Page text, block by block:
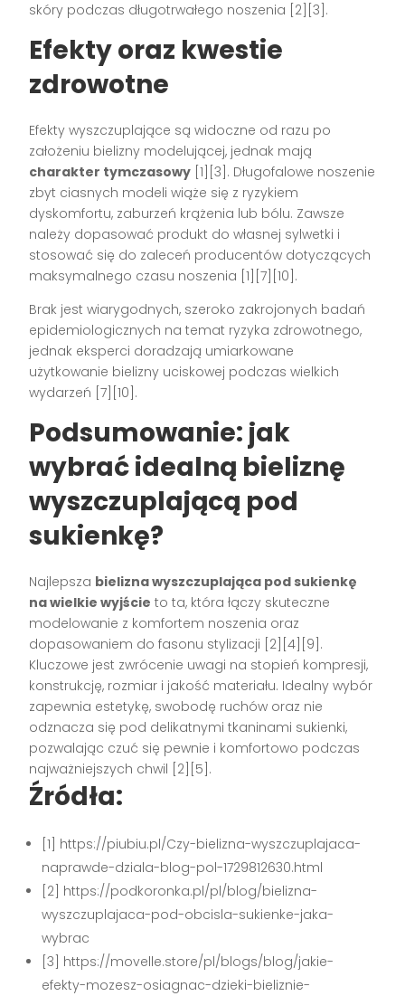
skóry podczas długotrwałego noszenia [2][3] .
Efekty oraz kwestie
zdrowotne
Efekty wyszczuplające są widoczne od razu po
założeniu bielizny modelującej, jednak mają
charakter tymczasowy [1][3] . Długofalowe noszenie
zbyt ciasnych modeli wiąże się z ryzykiem
dyskomfortu, zaburzeń krążenia lub bólu. Zawsze
należy dopasować produkt do własnej sylwetki i
stosować się do zaleceń producentów dotyczących
maksymalnego czasu noszenia [1][7][10] .
Brak jest wiarygodnych, szeroko zakrojonych badań
epidemiologicznych na temat ryzyka zdrowotnego,
jednak eksperci doradzają umiarkowane
użytkowanie bielizny uciskowej podczas wielkich
wydarzeń [7][10] .
Podsumowanie: jak
wybrać idealną bieliznę
wyszczuplającą pod
sukienkę?
Najlepsza bielizna wyszczuplająca pod sukienkę
na wielkie wyjście to ta, która łączy skuteczne
modelowanie z komfortem noszenia oraz
dopasowaniem do fasonu stylizacji [2][4][9] .
Kluczowe jest zwrócenie uwagi na stopień kompresji,
konstrukcję, rozmiar i jakość materiału. Idealny wybór
zapewnia estetykę, swobodę ruchów oraz nie
odznacza się pod delikatnymi tkaninami sukienki,
pozwalając czuć się pewnie i komfortowo podczas
najważniejszych chwil [2][5] .
Źródła:
[1] https://piubiu.pl/Czy-bielizna-wyszczuplajaca-
naprawde-dziala-blog-pol-1729812630.html
[2] https://podkoronka.pl/pl/blog/bielizna-
wyszczuplajaca-pod-obcisla-sukienke-jaka-
wybrac
[3] https://movelle.store/pl/blogs/blog/jakie-
efekty-mozesz-osiagnac-dzieki-bieliznie-